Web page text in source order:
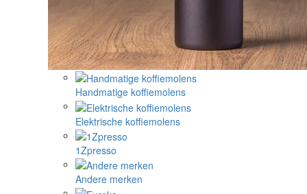
Handmatige koffiemolens
Elektrische koffiemolens
1Zpresso
Andere merken